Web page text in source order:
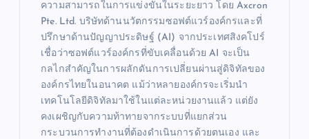
ความสามารถในการแข่งขันในระยะยาว โดย Axcron
Pte. Ltd. บริษัทด้านนวัตกรรมซอฟต์แวร์องค์กรและที่
ปรึกษาด้านปัญญาประดิษฐ์ (AI) จากประเทศสิงคโปร์
เชื่อว่าซอฟต์แวร์องค์กรที่ขับเคลื่อนด้วย AI จะเป็น
กลไกสำคัญในการผลักดันการเปลี่ยนผ่านสู่ดิจิทัลของ
องค์กรไทยในอนาคต แม้ว่าหลายองค์กรจะเริ่มนำ
เทคโนโลยีดิจิทัลมาใช้ในแต่ละหน่วยงานแล้ว แต่ยัง
คงเผชิญกับความท้าทายจากระบบที่แยกส่วน
กระบวนการทำงานที่ต้องดำเนินการด้วยตนเอง และ